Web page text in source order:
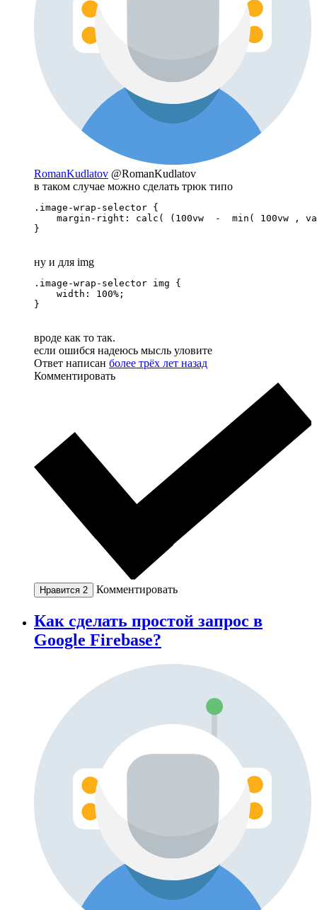
RomanKudlatov @RomanKudlatov
в таком случае можно сделать трюк типо
.image-wrap-selector {
margin-right: calc( (100vw  -  min( 100vw ,
}
ну и для img
.image-wrap-selector img {
    width: 100%;
}
вроде как то так.
если ошибся надеюсь мысль уловите
Ответ написан более трёх лет назад
Комментировать
Нравится 2 Комментировать
Как сделать простой запрос в
Google Firebase?